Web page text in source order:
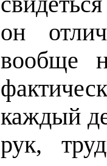
он
вообще
каждый
рук,